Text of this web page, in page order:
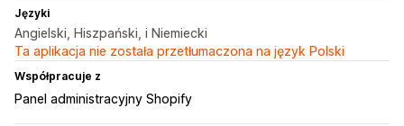
Języki
Angielski, Hiszpański, i Niemiecki
Ta aplikacja nie została przetłumaczona na język Polski
Współpracuje z
Panel administracyjny Shopify